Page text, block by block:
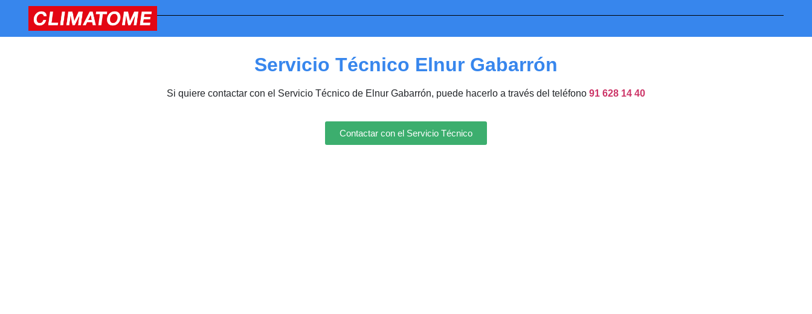
Servicio Técnico Elnur Gabarrón
Si quiere contactar con el Servicio Técnico de Elnur Gabarrón, puede hacerlo a través del teléfono 91 628 14 40
Contactar con el Servicio Técnico